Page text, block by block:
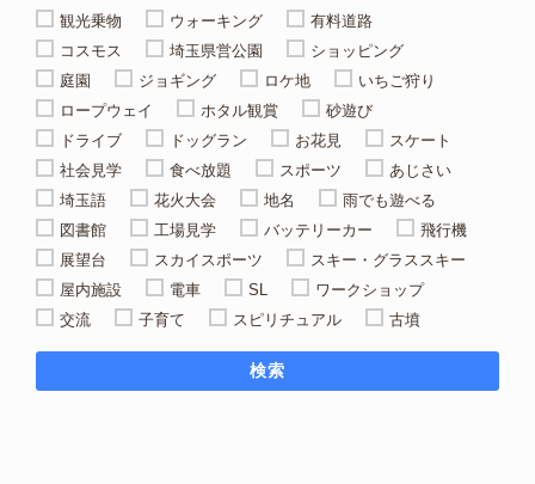
観光乗物
ウォーキング
有料道路
コスモス
埼玉県営公園
ショッピング
庭園
ジョギング ロケ地
いちご狩り
ロープウェイ
ホタル観賞
砂遊び
ドライブ
ドッグラン お花見
スケート
社会見学
食べ放題 スポーツ
あじさい
埼玉語
花火大会 地名
雨でも遊べる
図書館
工場見学 バッテリーカー
飛行機
展望台
スカイスポーツ
スキー・グラススキー
屋内施設
電車 SL
ワークショップ
交流
子育て スピリチュアル 古墳
検索